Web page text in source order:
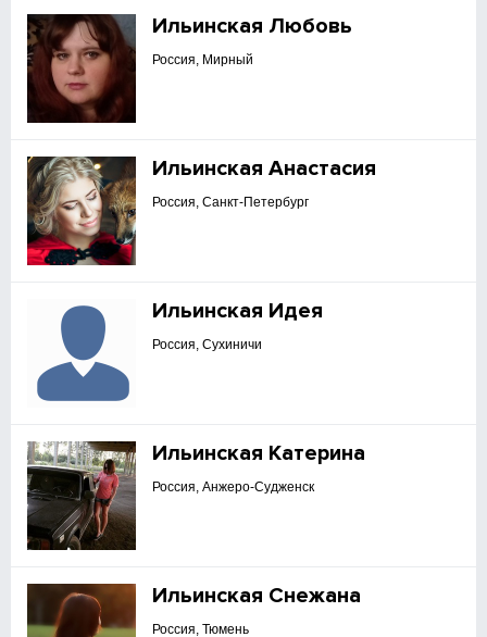
Ильинская Любовь
Россия, Мирный
Ильинская Анастасия
Россия, Санкт-Петербург
Ильинская Идея
Россия, Сухиничи
Ильинская Катерина
Россия, Анжеро-Судженск
Ильинская Снежана
Россия, Тюмень